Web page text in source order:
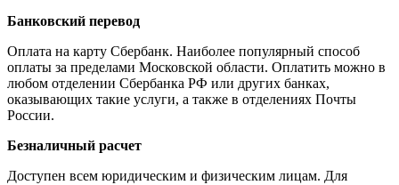
Банковский перевод
Оплата на карту Сбербанк. Наиболее популярный способ
оплаты за пределами Московской области. Оплатить можно в
любом отделении Сбербанка РФ или других банках,
оказывающих такие услуги, а также в отделениях Почты
России.
Безналичный расчет
Доступен всем юридическим и физическим лицам. Для